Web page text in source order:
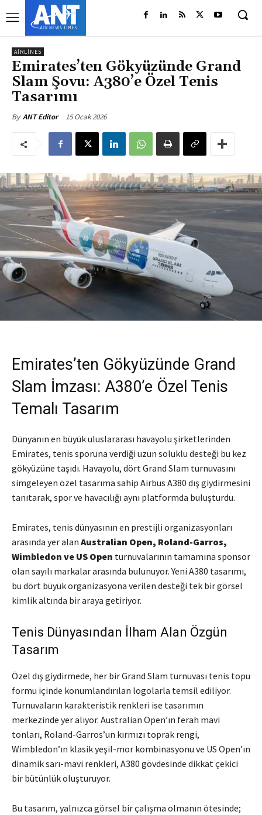
AIRLINES
Emirates’ten Gökyüzünde Grand
Slam Şovu: A380’e Özel Tenis
Tasarımı
By ANT Editor 15 Ocak 2026
Emirates’ten Gökyüzünde Grand
Slam İmzası: A380’e Özel Tenis
Temalı Tasarım
Dünyanın en büyük uluslararası havayolu şirketlerinden
Emirates, tenis sporuna verdiği uzun soluklu desteği bu kez
gökyüzüne taşıdı. Havayolu, dört Grand Slam turnuvasını
simgeleyen özel tasarıma sahip Airbus A380 dış giydirmesini
tanıtarak, spor ve havacılığı aynı platformda buluşturdu.
Emirates, tenis dünyasının en prestijli organizasyonları
arasında yer alan Australian Open, Roland-Garros,
Wimbledon ve US Open turnuvalarının tamamına sponsor
olan sayılı markalar arasında bulunuyor. Yeni A380 tasarımı,
bu dört büyük organizasyona verilen desteği tek bir görsel
kimlik altında bir araya getiriyor.
Tenis Dünyasından İlham Alan Özgün
Tasarım
Özel dış giydirmede, her bir Grand Slam turnuvası tenis topu
formu içinde konumlandırılan logolarla temsil ediliyor.
Turnuvaların karakteristik renkleri ise tasarımın
merkezinde yer alıyor. Australian Open’ın ferah mavi
tonları, Roland-Garros’un kırmızı toprak rengi,
Wimbledon’ın klasik yeşil-mor kombinasyonu ve US Open’ın
dinamik sarı-mavi renkleri, A380 gövdesinde dikkat çekici
bir bütünlük oluşturuyor.
Bu tasarım, yalnızca görsel bir çalışma olmanın ötesinde;